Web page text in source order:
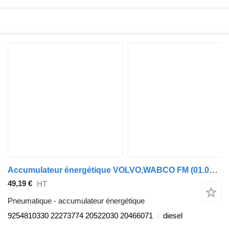
Accumulateur énergétique VOLVO,WABCO FM (01.05-01.14) 9254810330 pour tracteur routier Volvo FM7-FM12, FM, FMX (1998-2014)
49,19 € HT
Pneumatique - accumulateur énergétique
9254810330 22273774 20522030 20466071
diesel